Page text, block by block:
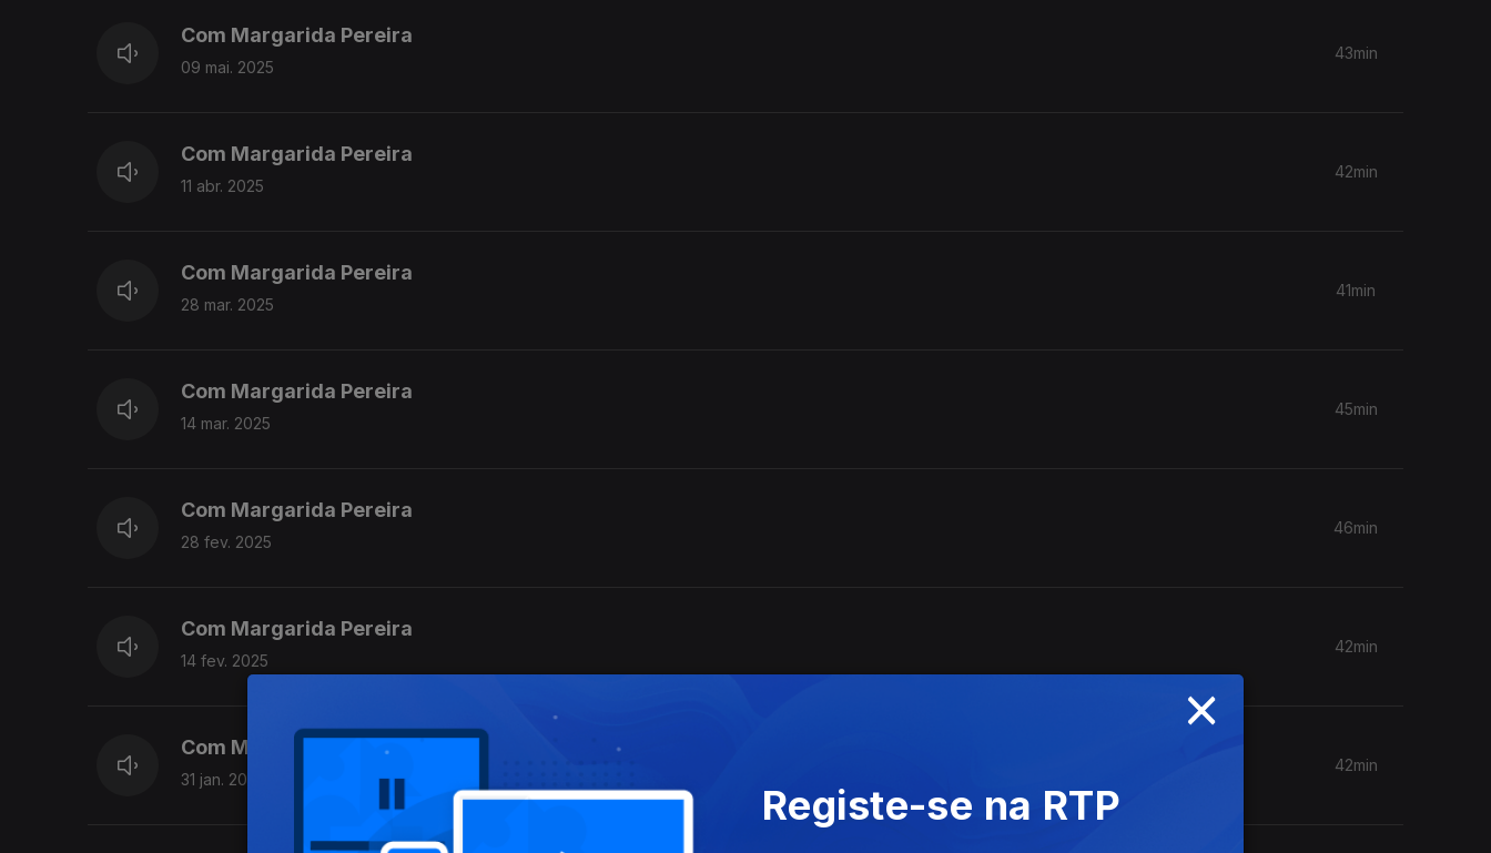
Com Margarida Pereira
09 mai. 2025
43min
Com Margarida Pereira
11 abr. 2025
42min
Com Margarida Pereira
28 mar. 2025
41min
Com Margarida Pereira
14 mar. 2025
45min
Com Margarida Pereira
28 fev. 2025
46min
Com Margarida Pereira
14 fev. 2025
42min
Com Margarida Pereira
31 jan. 2025
42min
×
Registe-se na RTP